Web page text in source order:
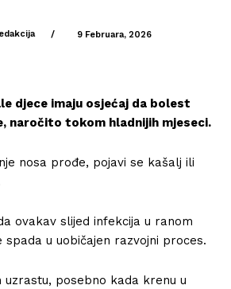
/ 9 Februara, 2026
djece imaju osjećaj da bolest
naročito tokom hladnijih mjeseci.
nosa prođe, pojavi se kašalj ili
ovakav slijed infekcija u ranom
spada u uobičajen razvojni proces.
uzrastu, posebno kada krenu u